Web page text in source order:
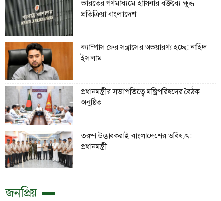
ভারতের গণমাধ্যমে হাসিনার বক্তব্যে ক্ষুব্ধ
প্রতিক্রিয়া বাংলাদেশ
ক্যাম্পাস ফের সন্ত্রাসের অভয়ারণ্য হচ্ছে: নাহিদ
ইসলাম
প্রধানমন্ত্রীর সভাপতিত্বে মন্ত্রিপরিষদের বৈঠক
অনুষ্ঠিত
তরুণ উদ্ভাবকরাই বাংলাদেশের ভবিষ্যৎ:
প্রধানমন্ত্রী
জনপ্রিয়